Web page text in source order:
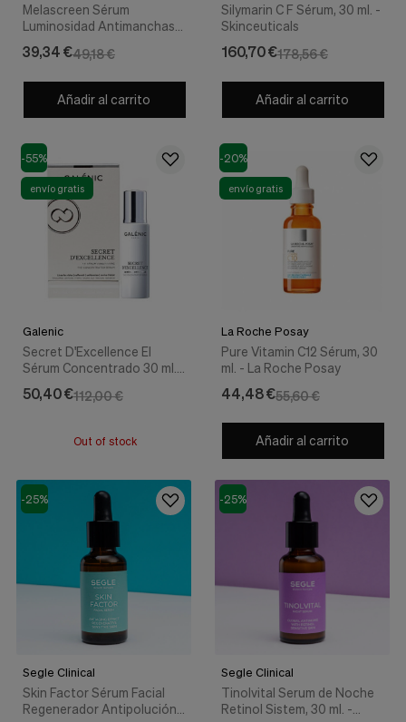
Melascreen Sérum
Luminosidad Antimanchas,
49,18 €
39,34 €
Añadir al carrito
Silymarin C F Sérum, 30 ml. -
Skinceuticals
178,56 €
160,70 €
Añadir al carrito
-55%
envío gratis
Galenic
Secret D'Excellence El
Sérum Concentrado 30 ml. -
112,00 €
50,40 €
Out of stock
-20%
envío gratis
La Roche Posay
Pure Vitamin C12 Sérum, 30
ml. - La Roche Posay
55,60 €
44,48 €
Añadir al carrito
-25%
Segle Clinical
Skin Factor Sérum Facial
Regenerador Antipolución,
-25%
Segle Clinical
Tinolvital Serum de Noche
Retinol Sistem, 30 ml. -